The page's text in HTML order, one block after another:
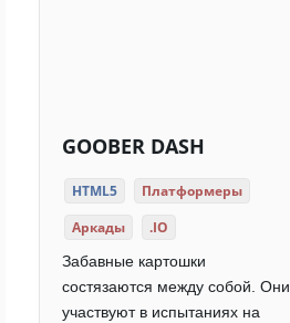
GOOBER DASH
HTML5
Платформеры
Аркады
.IO
Забавные картошки
состязаются между собой. Они
участвуют в испытаниях на